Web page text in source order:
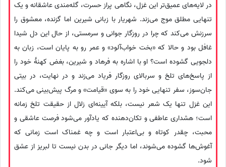
در لایه‌های عمیق‌تر این غزل، نگاهی پراز حسرت، گله‌مندی عاشقانه و یک
تنهایی مطلق موج می‌زند. شهریار با زبانی شیرین اما گزنده، معشوق را
سرزنش می‌کند که چرا در روزگار جوانی و سرمستی، از حال این دل شیدا
غافل بود و حالا که «بخت خواب‌آلود» و عمر رو به پایان است، زبان به
دلجویی گشوده است؟ او با اشاره به فرهاد و شیرین، بغض کهنهٔ خود را
از پاسخ‌های تلخ و سربالای روزگار فریاد می‌زند و در نهایت، در بیتی
جان‌سوز، سفر تنهایی خود را به سوی «قیامت» و مرگ پیش‌بینی می‌کند.
این غزل تنها یک شعر نیست، بلکه آیینه‌ای زلال از حقیقت تلخ زمانه
است؛ هشداری عاطفی و تکان‌دهنده که یادآور می‌شود فرصت عاشقی و
محبت، چقدر کوتاه و بی‌اعتبار است و چه غمناک است زمانی که
آغوش‌ها گشوده می‌شوند، اما دیگر جانی در بدن نیست تا لبریز از عشق
شود.